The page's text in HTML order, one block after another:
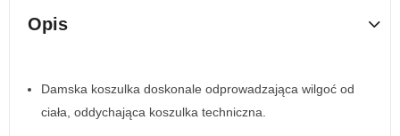
Opis
Damska koszulka doskonale odprowadzająca wilgoć od
ciała, oddychająca koszulka techniczna.